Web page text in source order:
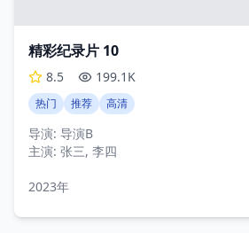
精彩纪录片 10
8.5 199.1K
热门 推荐 高清
导演: 导演B
主演: 张三, 李四
2023年